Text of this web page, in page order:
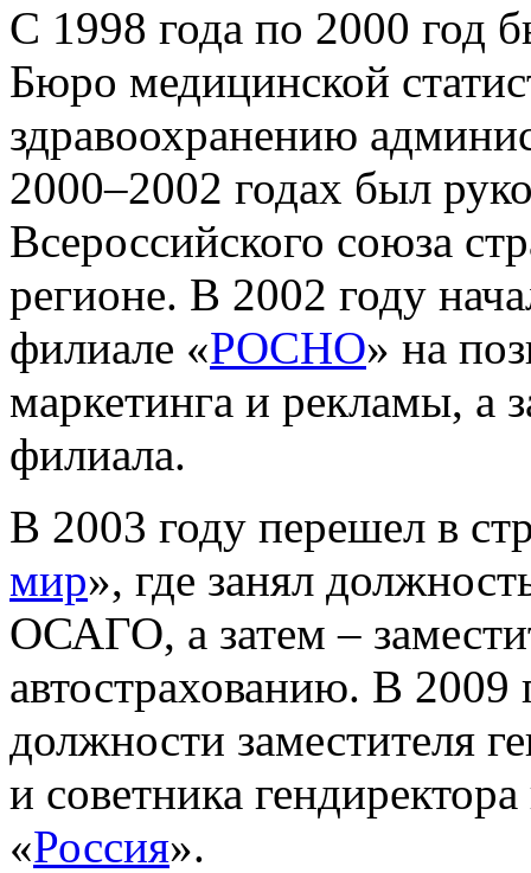
С 1998 года по 2000 год
Бюро медицинской
здравоохранению
2000–2002 годах был
Всероссийского союза
регионе. В 2002 году
филиале «РОСНО» на
маркетинга и рекламы, а
филиала.
В 2003 году перешел в
мир», где занял
ОСАГО, а затем –
автострахованию. В 2009
должности заместителя
и советника
«Россия».